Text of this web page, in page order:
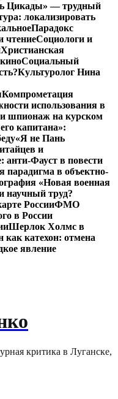
Цикады» — трудный
локализировать
Парадокс
чтениеСоциологи и
Христианская
Социальный
Культуролог Нина
Компрометация
использования в
шпионаж на курском
капитана»:
«Я не Пань
и
анти-Фауст в повести
парадигма в объектно-
«Новая военная
научный труд?
РоссииФМО
в России
Шерлок Холмс в
как катехон: отмена
явление
критика в Луганске,